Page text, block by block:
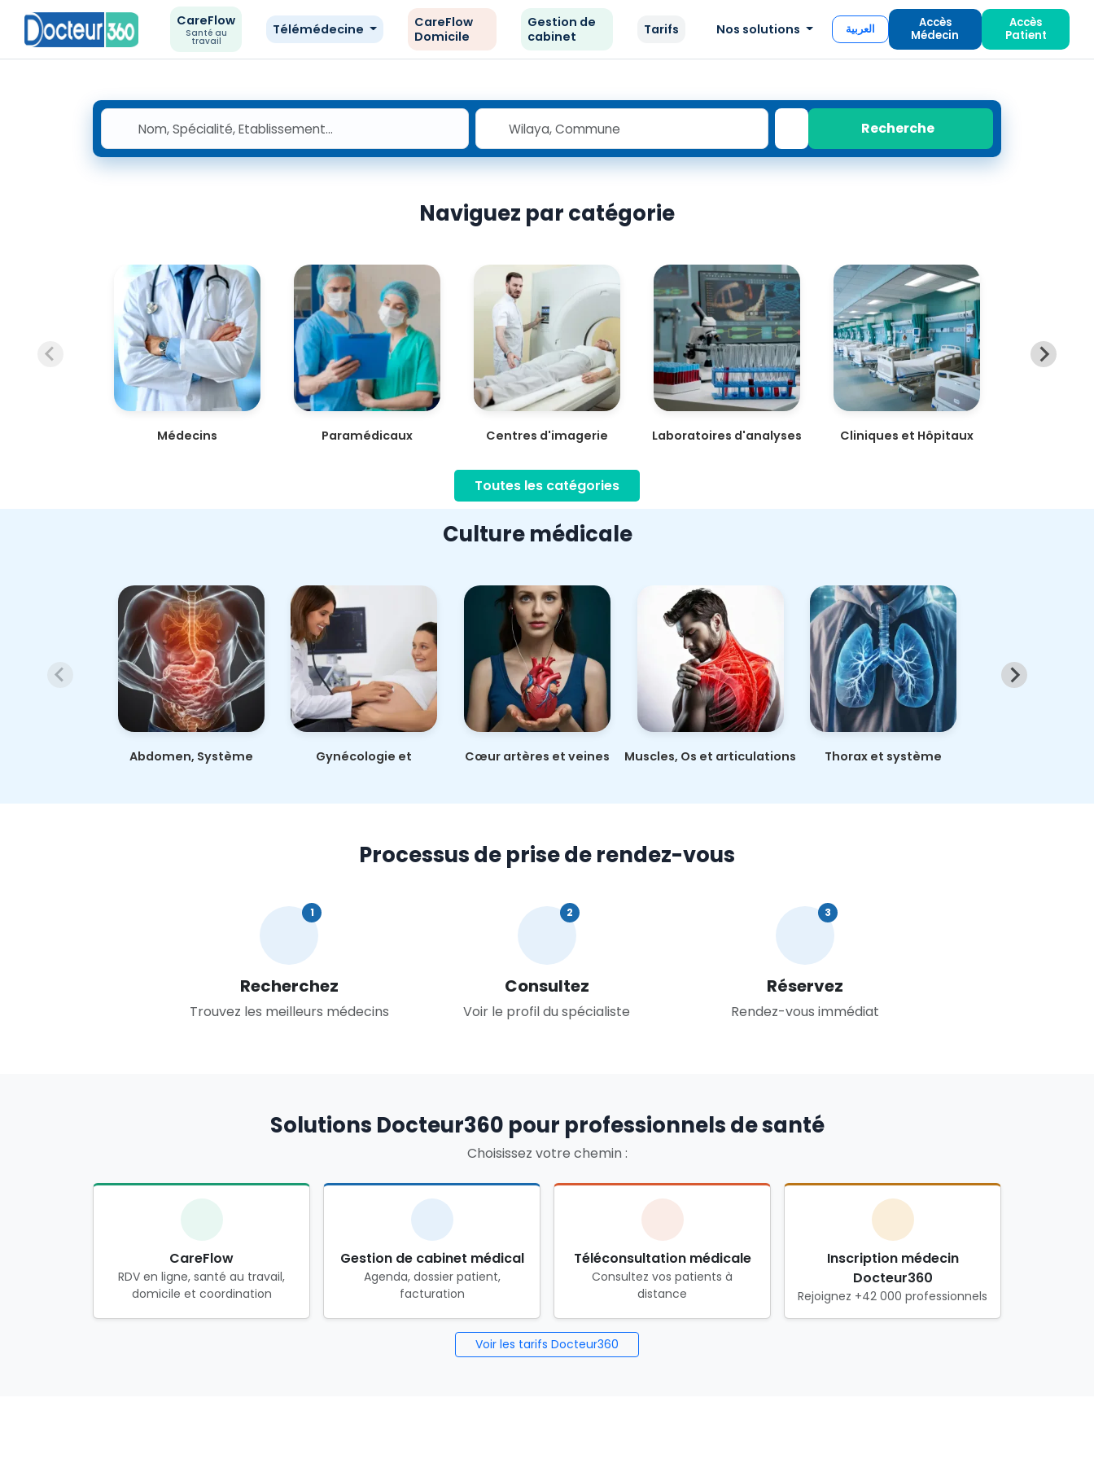
CareFlow
Santé au
travail
Télémédecine
CareFlow
Domicile
Gestion de
cabinet
Tarifs Nos solutions العربية
Accès
Médecin
Accès
Patient
Recherche
Naviguez par catégorie
Médecins Paramédicaux
Centres d'imagerie
Laboratoires d'analyses
Cliniques et Hôpitaux
Toutes les catégories
Culture médicale
Abdomen, Système
Gynécologie et
Cœur artères et veines Muscles, Os et articulations
Thorax et système
Processus de prise de rendez-vous
1
Recherchez
Trouvez les meilleurs médecins
2
Consultez
Voir le profil du spécialiste
3
Réservez
Rendez-vous immédiat
Solutions Docteur360 pour professionnels de santé
Choisissez votre chemin :
CareFlow
RDV en ligne, santé au travail,
domicile et coordination
Gestion de cabinet médical
Agenda, dossier patient,
facturation
Téléconsultation médicale
Consultez vos patients à
distance
Inscription médecin
Docteur360
Rejoignez +42 000 professionnels
Voir les tarifs Docteur360